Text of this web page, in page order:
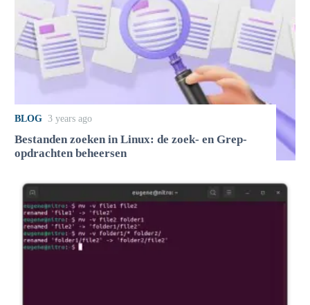
BLOG 3 years ago
Bestanden zoeken in Linux: de zoek- en Grep-
opdrachten beheersen